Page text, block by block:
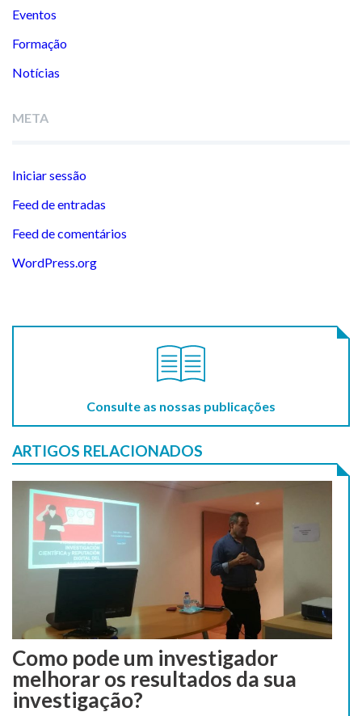
Eventos
Formação
Notícias
META
Iniciar sessão
Feed de entradas
Feed de comentários
WordPress.org
Consulte as nossas publicações
ARTIGOS RELACIONADOS
Como pode um investigador
melhorar os resultados da sua
investigação?